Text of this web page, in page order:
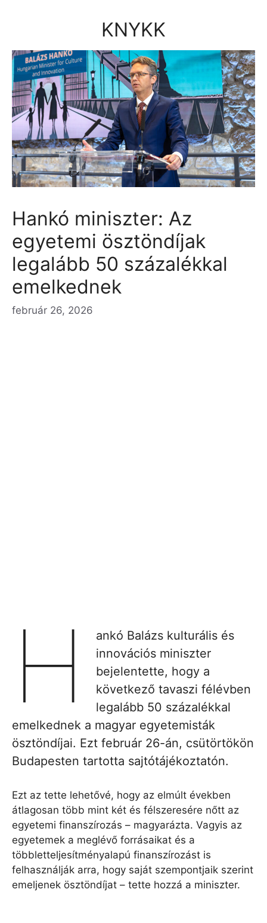
KNYKK
Hankó miniszter: Az
egyetemi ösztöndíjak
legalább 50 százalékkal
emelkednek
február 26, 2026
H
ankó Balázs kulturális és
innovációs miniszter
bejelentette, hogy a
következő tavaszi félévben
legalább 50 százalékkal
emelkednek a magyar egyetemisták
ösztöndíjai. Ezt február 26-án, csütörtökön
Budapesten tartotta sajtótájékoztatón.
Ezt az tette lehetővé, hogy az elmúlt években
átlagosan több mint két és félszeresére nőtt az
egyetemi finanszírozás – magyarázta. Vagyis az
egyetemek a meglévő forrásaikat és a
többletteljesítményalapú finanszírozást is
felhasználják arra, hogy saját szempontjaik szerint
emeljenek ösztöndíjat – tette hozzá a miniszter.